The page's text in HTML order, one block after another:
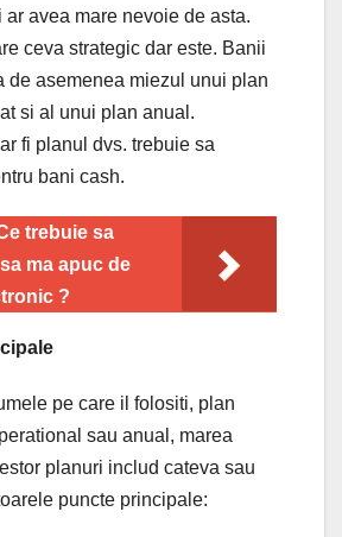
ar avea mare nevoie de asta.
ceva strategic dar este. Banii
de asemenea miezul unui plan
si al unui plan anual.
fi planul dvs. trebuie sa
bani cash.
trebuie sa
ma apuc de
?
pe care il folositi, plan
sau anual, marea
planuri includ cateva sau
puncte principale: